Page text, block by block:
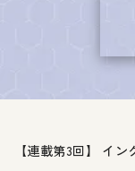
【連載第3回】 イ